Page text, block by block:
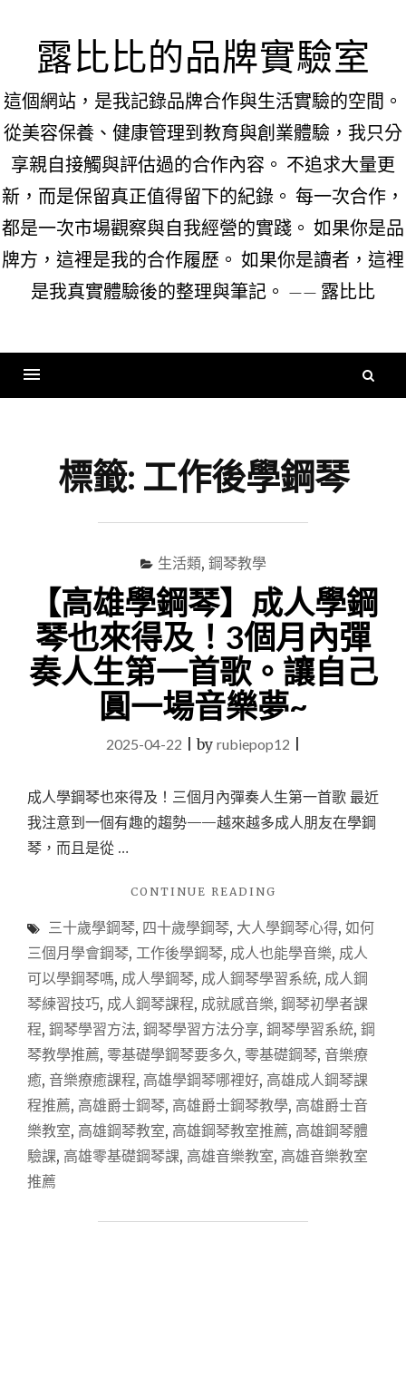
content露比比的品牌實驗室
這個網站，是我記錄品牌合作與生活實驗的空間。
從美容保養、健康管理到教育與創業體驗，我只分
享親自接觸與評估過的合作內容。 不追求大量更
新，而是保留真正值得留下的紀錄。 每一次合作，
都是一次市場觀察與自我經營的實踐。 如果你是品
牌方，這裡是我的合作履歷。 如果你是讀者，這裡
是我真實體驗後的整理與筆記。 —— 露比比
標籤: 工作後學鋼琴
生活類, 鋼琴教學
【高雄學鋼琴】成人學鋼
琴也來得及！3個月內彈
奏人生第一首歌。讓自己
圓一場音樂夢~
2025-04-22 |by rubiepop12
成人學鋼琴也來得及！三個月內彈奏人生第一首歌 最近
我注意到一個有趣的趨勢——越來越多成人朋友在學鋼
琴，而且是從 …
CONTINUE READING
學
鋼
成
人
學
琴
也
來
及！
3
三十歲學鋼琴, 四十歲學鋼琴, 大人學鋼琴心得, 如何
三個月學會鋼琴, 工作後學鋼琴, 成人也能學音樂, 成人
可以學鋼琴嗎, 成人學鋼琴, 成人鋼琴學習系統, 成人鋼
琴練習技巧, 成人鋼琴課程, 成就感音樂, 鋼琴初學者課
程, 鋼琴學習方法, 鋼琴學習方法分享, 鋼琴學習系統, 鋼
琴教學推薦, 零基礎學鋼琴要多久 , 零基礎鋼琴, 音樂療
癒, 音樂療癒課程, 高雄學鋼琴哪裡好, 高雄成人鋼琴課
程推薦, 高雄爵士鋼琴, 高雄爵士鋼琴教學, 高雄爵士音
樂教室, 高雄鋼琴教室, 高雄鋼琴教室推薦, 高雄鋼琴體
驗課, 高雄零基礎鋼琴課, 高雄音樂教室, 高雄音樂教室
推薦